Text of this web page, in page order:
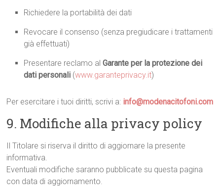
Richiedere la portabilità dei dati
Revocare il consenso (senza pregiudicare i trattamenti
già effettuati)
Presentare reclamo alGarante per la protezione dei
dati personali (www.garanteprivacy.it)
Per esercitare i tuoi diritti, scrivi a: info@modenacitofoni.com
9. Modifiche alla privacy policy
Il Titolare si riserva il diritto di aggiornare la presente
informativa.
Eventuali modifiche saranno pubblicate su questa pagina
con data di aggiornamento.